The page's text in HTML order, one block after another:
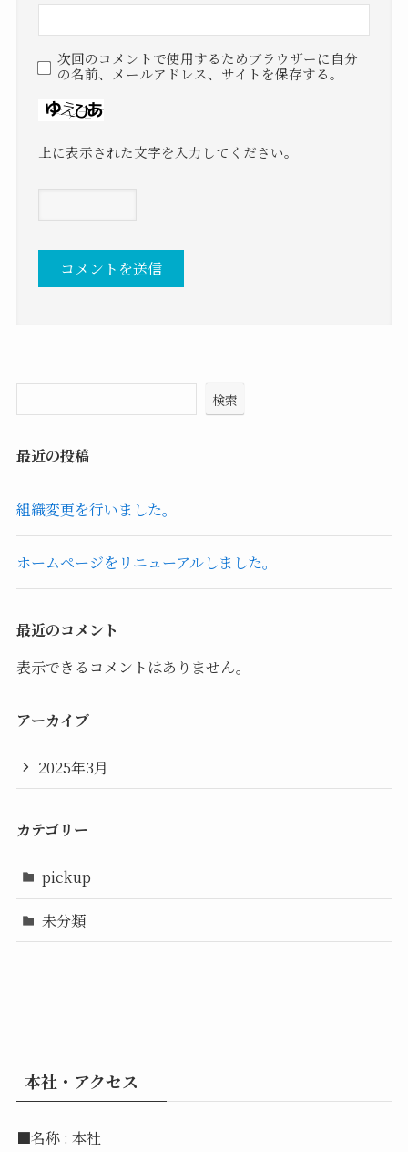
次回のコメントで使用するためブラウザーに自分
の名前、メールアドレス、サイトを保存する。
上に表示された文字を入力してください。
検索
最近の投稿
組織変更を行いました。
ホームページをリニューアルしました。
最近のコメント
表示できるコメントはありません。
アーカイブ
2025年3月
カテゴリー
pickup
未分類
本社・アクセス
■名称 : 本社